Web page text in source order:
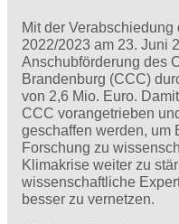
Mit der
2022/2023 am 23. Juni
Anschubförderung des
Brandenburg (CCC)
von 2,6 Mio. Euro.
CCC vorangetrieben
geschaffen werden, um
Forschung zu
Klimakrise weiter zu
wissenschaftliche
besser zu vernetzen.